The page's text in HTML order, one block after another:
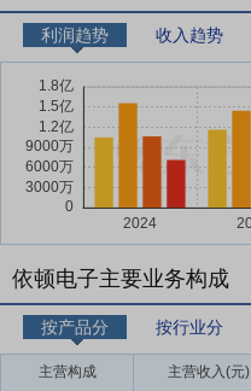
利润趋势 收入趋势
依顿电子主要业务构成
按产品分 按行业分
主营构成 主营收入(元)